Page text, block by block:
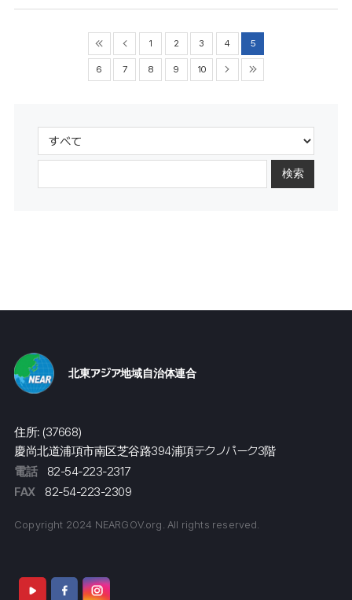
1 2 3 4 5
6 7 8 9 10
検索
北東アジア地域自治体連合
住所: (37668)
慶尚北道浦項市南区芝谷路394浦項テクノパーク3階
電話
82-54-223-2317
FAX
82-54-223-2309
Copyright 2024 NEARGOV.org. All rights reserved.